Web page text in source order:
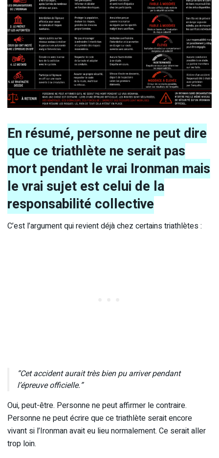
En résumé, personne ne peut dire
que ce triathlète ne serait pas
mort pendant le vrai Ironman mais
le vrai sujet est celui de la
responsabilité collective
C’est l’argument qui revient déjà chez certains triathlètes :
“Cet accident aurait très bien pu arriver pendant
l’épreuve officielle.”
Oui, peut-être. Personne ne peut affirmer le contraire.
Personne ne peut écrire que ce triathlète serait encore
vivant si l’Ironman avait eu lieu normalement. Ce serait aller
trop loin.